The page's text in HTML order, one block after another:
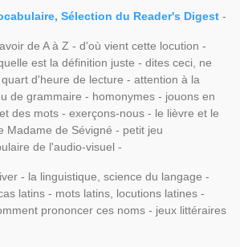
Sélection du Reader's Digest -
de A à Z - d'où vient cette locution -
est la définition juste - dites ceci, ne
d'heure de lecture - attention à la
de grammaire - homonymes - jouons en
des mots - exerçons-nous - le lièvre et le
Madame de Sévigné - petit jeu
de l'audio-visuel -
- la linguistique, science du langage -
latins - mots latins, locutions latines -
prononcer ces noms - jeux littéraires